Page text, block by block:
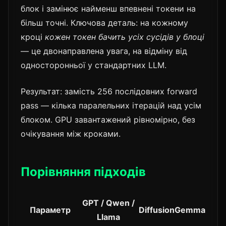
блок і замінює найменш впевнені токени на
більш точні. Ключова деталь: на кожному
кроці кожен токен бачить усіх сусідів у блоці
— це двонаправлена увага, на відміну від
односторонньої у стандартних LLM.
Результат: замість 256 послідовних forward
pass — кілька паралельних ітерацій над усім
блоком. GPU завантажений рівномірно, без
очікування між кроками.
Порівняння підходів
Параметр
GPT / Qwen /
Llama
DiffusionGemma